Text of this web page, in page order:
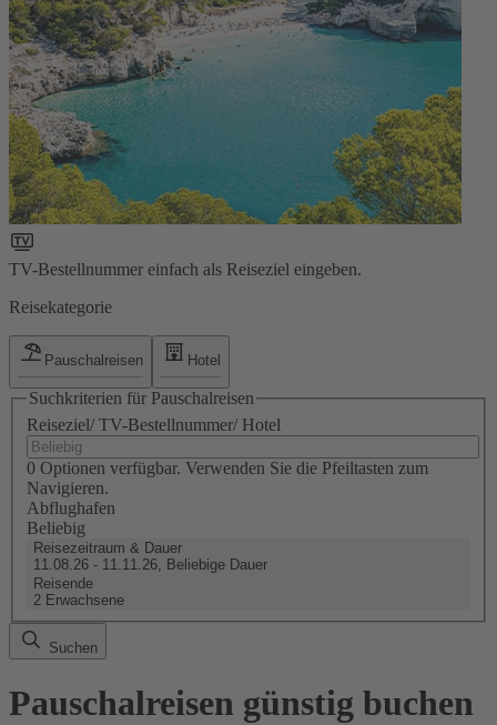
TV-Bestellnummer einfach als Reiseziel eingeben.
Reisekategorie
Pauschalreisen Hotel
Suchkriterien für Pauschalreisen
Reiseziel/ TV-Bestellnummer/ Hotel
0 Optionen verfügbar. Verwenden Sie die Pfeiltasten zum
Navigieren.
Abflughafen
Beliebig
Reisezeitraum & Dauer
11.08.26 - 11.11.26, Beliebige Dauer
Reisende
2 Erwachsene
Suchen
Pauschalreisen günstig buchen